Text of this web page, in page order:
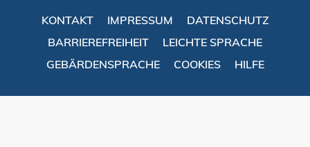
KONTAKT IMPRESSUM
DATENSCHUTZ
BARRIEREFREIHEIT
LEICHTE SPRACHE
GEBÄRDENSPRACHE
COOKIES HILFE